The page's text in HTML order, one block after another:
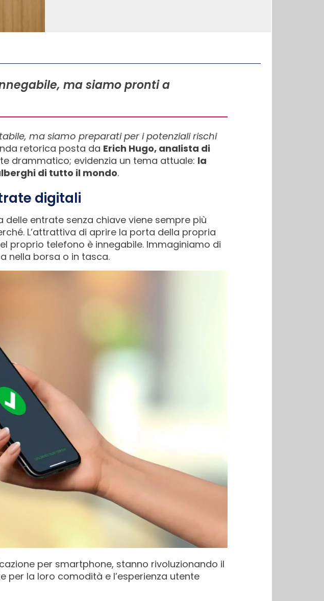
ma siamo pronti a
ma siamo preparati per i potenziali rischi
retorica posta da Erich Hugo, analista di
drammatico; evidenzia un tema attuale: la
di tutto il mondo.
digitali
entrate senza chiave viene sempre più
L’attrattiva di aprire la porta della propria
proprio telefono è innegabile. Immaginiamo di
nella borsa o in tasca.
per smartphone, stanno rivoluzionando il
per la loro comodità e l’esperienza utente